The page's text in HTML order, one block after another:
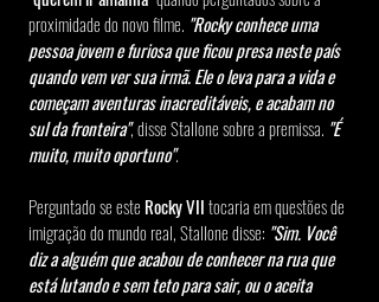
proximidade do novo filme. "Rocky conhece uma
pessoa jovem e furiosa que ficou presa neste país
quando vem ver sua irmã. Ele o leva para a vida e
começam aventuras inacreditáveis, e acabam no
sul da fronteira", disse Stallone sobre a premissa. "É
muito, muito oportuno".
Perguntado se este Rocky VII tocaria em questões de
imigração do mundo real, Stallone disse: "Sim. Você
diz a alguém que acabou de conhecer na rua que
está lutando e sem teto para sair, ou o aceita